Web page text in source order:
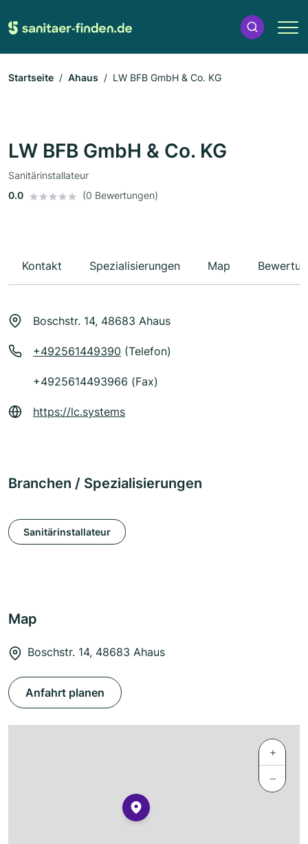
Startseite Ahaus LW BFB GmbH & Co. KG
LW BFB GmbH & Co. KG
Sanitärinstallateur
0.0
(0 Bewertungen)
Kontakt Spezialisierungen Map
Boschstr. 14, 48683 Ahaus
+492561449390 (Telefon)
+4925614493966 (Fax)
https://lc.systems
Branchen / Spezialisierungen
Sanitärinstallateur
Map
Boschstr. 14, 48683 Ahaus
Anfahrt planen
+
−